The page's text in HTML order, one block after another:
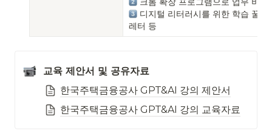
디지털 리터러시를 위한 학습 꿀
레터 등
교육 제안서 및 공유자료
한국주택금융공사 GPT&AI 강의 제안서
한국주택금융공사 GPT&AI 강의 교육자료